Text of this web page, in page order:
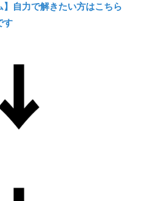
】自力で解きたい方はこちら
す